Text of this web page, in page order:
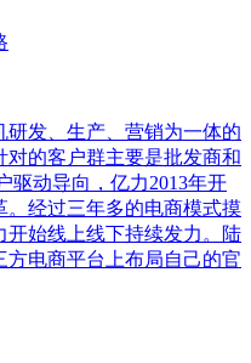
发、生产、营销为一体的
对的客户群主要是批发商和
驱动导向，亿力2013年开
经过三年多的电商模式摸
始线上线下持续发力。陆
电商平台上布局自己的官